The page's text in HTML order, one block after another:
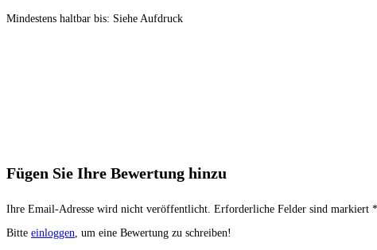
Mindestens haltbar bis: Siehe Aufdruck
Fügen Sie Ihre Bewertung hinzu
Ihre Email-Adresse wird nicht veröffentlicht. Erforderliche Felder sind markiert *
Bitte einloggen, um eine Bewertung zu schreiben!